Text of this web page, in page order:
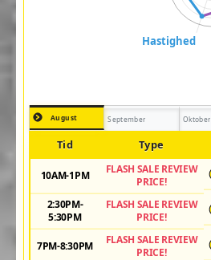
August September Oktober
Tid Type
10AM-1PM
FLASH SALE REVIEW
PRICE!
2:30PM-
5:30PM
FLASH SALE REVIEW
PRICE!
7PM-8:30PM
FLASH SALE REVIEW
PRICE!